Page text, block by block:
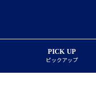
PICK UP
ピックアップ